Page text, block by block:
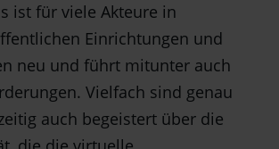
ist für viele Akteure in
Einrichtungen und
neu und führt mitunter auch
Vielfach sind genau
auch begeistert über die